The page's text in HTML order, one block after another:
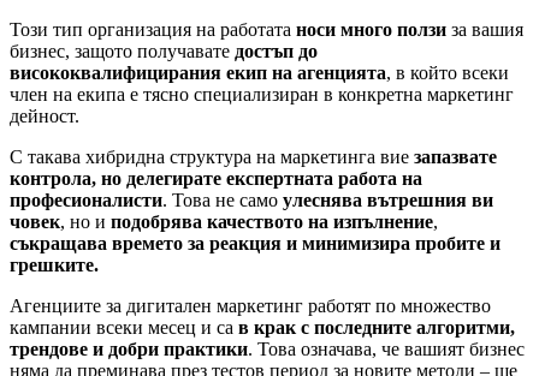
Този тип организация на работата носи много ползи за вашия
бизнес, защото получавате достъп до
висококвалифицирания екип на агенцията, в който всеки
член на екипа е тясно специализиран в конкретна маркетинг
дейност.
С такава хибридна структура на маркетинга вие запазвате
контрола, но делегирате експертната работа на
професионалисти. Това не само улеснява вътрешния ви
човек, но и подобрява качеството на изпълнение,
съкращава времето за реакция и минимизира пробите и
грешките.
Агенциите за дигитален маркетинг работят по множество
кампании всеки месец и са в крак с последните алгоритми,
трендове и добри практики. Това означава, че вашият бизнес
няма да преминава през тестов период за новите методи – ще